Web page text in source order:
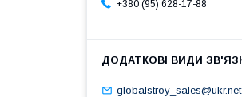
+380 (95) 628-17-88
globalstroy_sales@ukr.net